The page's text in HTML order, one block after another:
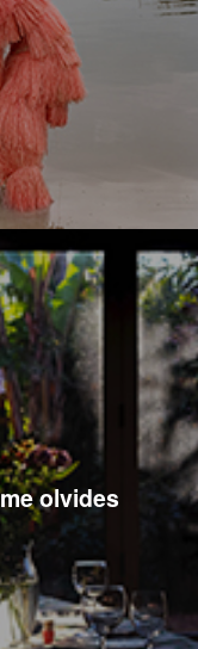
olvides